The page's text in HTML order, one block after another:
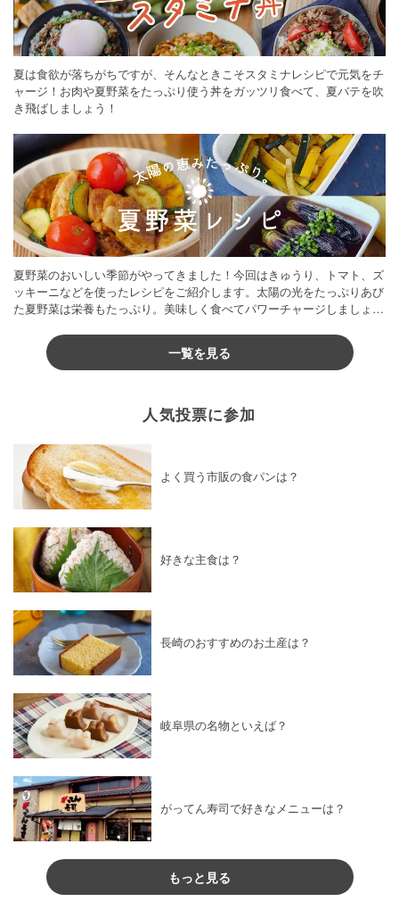
夏は食欲が落ちがちですが、そんなときこそスタミナレシピで元気をチ
ャージ！お肉や夏野菜をたっぷり使う丼をガッツリ食べて、夏バテを吹
き飛ばしましょう！
夏野菜のおいしい季節がやってきました！今回はきゅうり、トマト、ズ
ッキーニなどを使ったレシピをご紹介します。太陽の光をたっぷりあび
た夏野菜は栄養もたっぷり。美味しく食べてパワーチャージしましょう
一覧を見る
人気投票に参加
よく買う市販の食パンは？
好きな主食は？
長崎のおすすめのお土産は？
岐阜県の名物といえば？
がってん寿司で好きなメニューは？
もっと見る